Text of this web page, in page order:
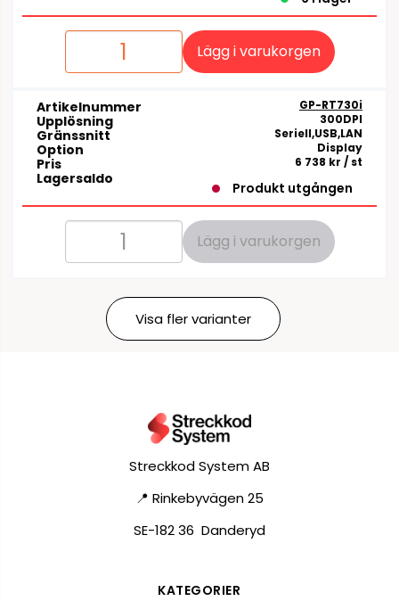
Lägg i varukorgen
Artikelnummer GP-RT730i
Upplösning 300DPI
Gränssnitt Seriell,USB,LAN
Option Display
Pris 6 738 kr / st
Lagersaldo
Produkt utgången
Lägg i varukorgen
Visa fler varianter
Streckkod System AB
📍 Rinkebyvägen 25
SE-182 36 Danderyd
KATEGORIER